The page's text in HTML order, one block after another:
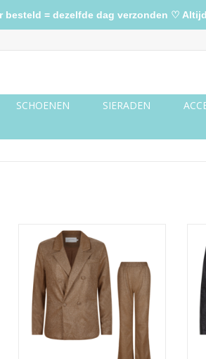
SCHOENEN SIERADEN
Gouden glitter tweedelige set
= dezelfde dag verzonden ♡